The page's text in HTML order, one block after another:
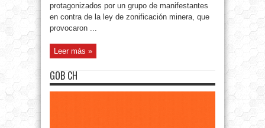
protagonizados por un grupo de manifestantes
en contra de la ley de zonificación minera, que
provocaron ...
Leer más »
GOB CH